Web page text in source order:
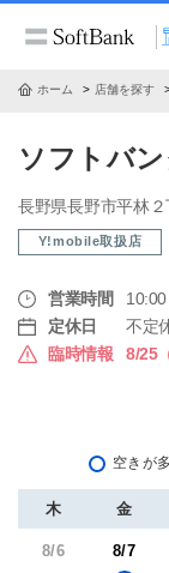
ホーム 店舗を探す
ソフトバ
長野県長野市平林２
Y!mobile取扱店
営業時間
定休日
不定
臨時情報
8/25
空きが
木 金
8/6 8/7